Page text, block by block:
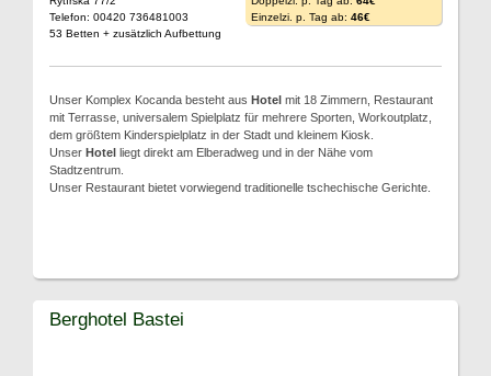
Telefon: 00420 736481003
53 Betten + zusätzlich Aufbettung
Einzelzi. p. Tag ab: 46€
Unser Komplex Kocanda besteht aus Hotel mit 18 Zimmern, Restaurant
mit Terrasse, universalem Spielplatz für mehrere Sporten, Workoutplatz,
dem größtem Kinderspielplatz in der Stadt und kleinem Kiosk.
Unser Hotel liegt direkt am Elberadweg und in der Nähe vom
Stadtzentrum.
Unser Restaurant bietet vorwiegend traditionelle tschechische Gerichte.
Berghotel Bastei